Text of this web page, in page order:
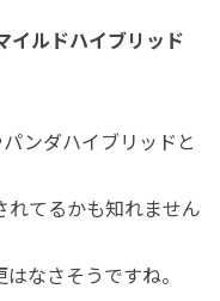
イルドハイブリッド
ンダハイブリッドと
てるかも知れません
なさそうですね。